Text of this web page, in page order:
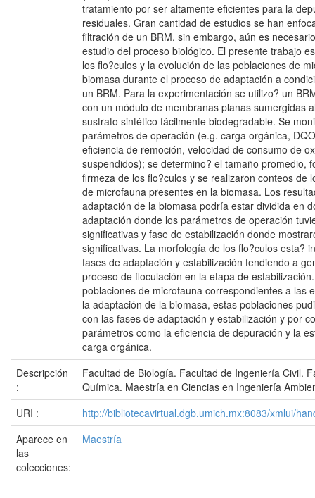
tratamiento por ser altamente eficientes para la
residuales. Gran cantidad de estudios se han
filtración de un BRM, sin embargo, aún es
estudio del proceso biológico. El presente trabajo
los flo?culos y la evolución de las poblaciones de
biomasa durante el proceso de adaptación a
un BRM. Para la experimentación se utilizo? un
con un módulo de membranas planas sumergidas
sustrato sintético fácilmente biodegradable. Se
parámetros de operación (e.g. carga orgánica,
eficiencia de remoción, velocidad de consumo de
suspendidos); se determino? el tamaño promedio,
firmeza de los flo?culos y se realizaron conteos de
de microfauna presentes en la biomasa. Los
adaptación de la biomasa podría estar dividida en
adaptación donde los parámetros de operación
significativas y fase de estabilización donde
significativas. La morfología de los flo?culos esta?
fases de adaptación y estabilización tendiendo a
proceso de floculación en la etapa de
poblaciones de microfauna correspondientes a las
la adaptación de la biomasa, estas poblaciones
con las fases de adaptación y estabilización y por
parámetros como la eficiencia de depuración y la
carga orgánica.
Descripción
:
Facultad de Biología. Facultad de Ingeniería Civil.
Química. Maestría en Ciencias en Ingeniería
URI :
http://bibliotecavirtual.dgb.umich.mx:8083/xmlui/
Aparece en
las
colecciones:
Maestría